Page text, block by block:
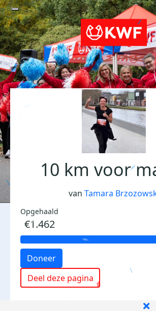
10 km voor
van Tamara
Opgehaald
€1.462
Doneer
Deel deze pagina